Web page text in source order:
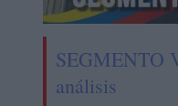
SEGMENTO
análisis